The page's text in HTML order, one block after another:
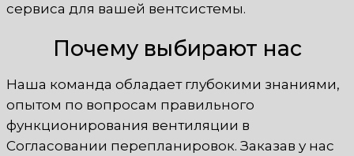
сервиса для вашей вентсистемы.
Почему выбирают нас
Наша команда обладает глубокими знаниями,
опытом по вопросам правильного
функционирования вентиляции в
Согласовании перепланировок. Заказав у нас